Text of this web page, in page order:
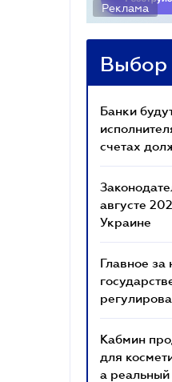
Реклама
Выбор
Банки
счетах
августе
Украине
Главное за
Кабмин
для
а реальный